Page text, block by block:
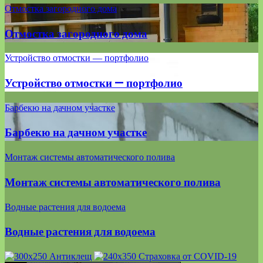
Отмостка загородного дома
Отмостка загородного дома
Устройство отмостки — портфолио
Устройство отмостки — портфолио
Барбекю на дачном участке
Барбекю на дачном участке
Монтаж системы автоматического полива
Монтаж системы автоматического полива
Водные растения для водоема
Водные растения для водоема